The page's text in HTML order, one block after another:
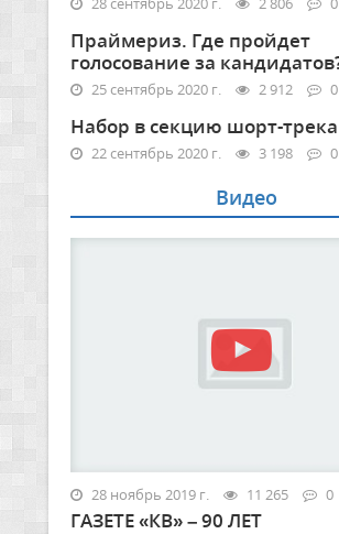
Праймериз. Где пройдет
голосование за
25 сентябрь 2020 г. 2 912 0
Набор в секцию шорт-трека
22 сентябрь 2020 г. 3 198 0
Видео
28 ноябрь 2019 г. 11 265 0
ГАЗЕТЕ «КВ» – 90 ЛЕТ